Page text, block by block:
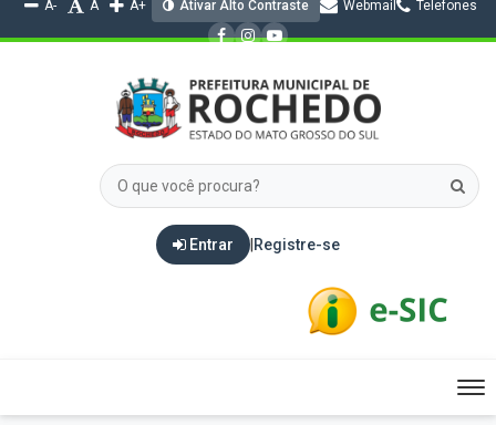
A- A A+ Ativar Alto Contraste Webmail Telefones
Entrar Registre-se